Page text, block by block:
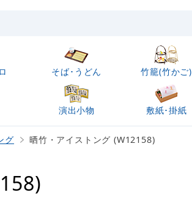
そば･うどん 竹籠(竹かご)
演出小物 敷紙･掛紙
グ 晒竹・アイストング (W12158)